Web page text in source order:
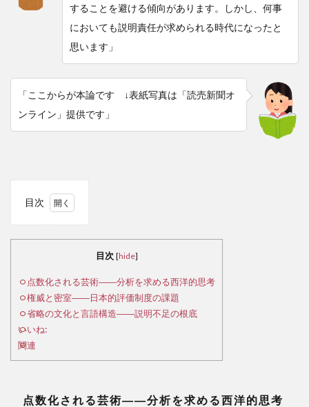
することを避ける傾向があります。しかし、何事
においても説明責任が求められる時代になったと
思います」
「ここからが本論です ↓表紙写真は「読売新聞オ
ンライン」提供です」
目次
る芸
術
――
を求
める
考
目次 [hide]
点数化される芸術――分析を求める西洋的思考
権威と密室――日本的評価制度の課題
省略の文化と言語構造――説明不足の根底
いいね:
関連
点数化される芸術――分析を求める西洋的思考